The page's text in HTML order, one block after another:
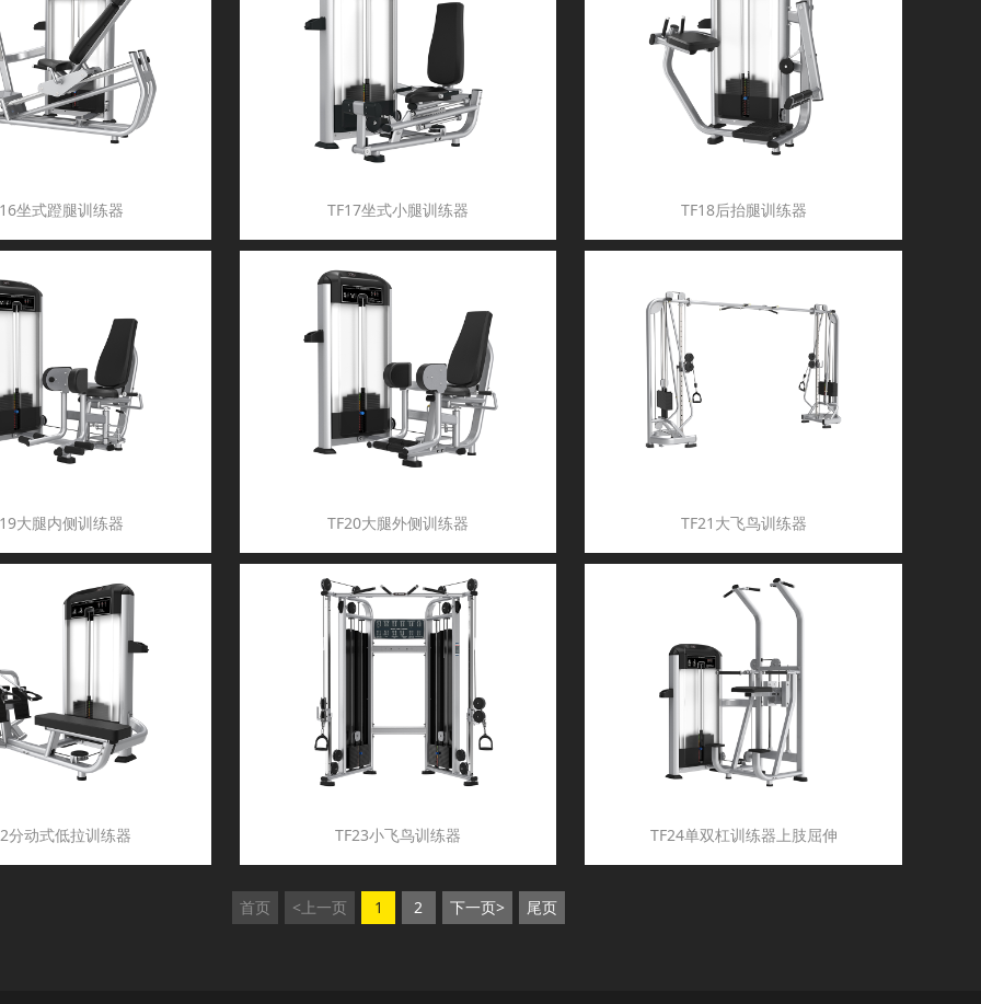
坐式蹬腿训练器 TF17坐式小腿训练器 TF18后抬腿训练器
大腿内侧训练器 TF20大腿外侧训练器 TF21大飞鸟训练器
分动式低拉训练器 TF23小飞鸟训练器 TF24单双杠训练器上肢屈伸
首页 <上一页 1 2 下一页> 尾页